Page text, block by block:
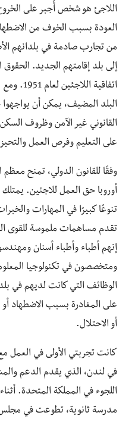
اللاجئ هو شخص أُجبر على
العودة بسبب الخوف من
من تجارب صادمة في بلدانهم
إلى بلد إقامتهم الجديد. الحقوق
اتفاقية
البلد المضيف، يمكن أن
القانوني غير الآمن وظروف
على التعليم وفرص العمل
وفقًا للقانون الدولي، تمنح
أوروبا حق العمل للاجئين. يمتلك
تنوعًا كبيرًا في المهارات
تقدم مساهمات ملموسة للقوى
إنهم أطباء وأطباء أسنان
ومتخصصون في تكنولوجيا
الوظائف التي كانت لديهم في
على المغادرة بسبب الاضطهاد
أو الاحتلال.
كانت تجربتي الأولى في العمل
في لندن، الذي يقدم الدعم
اللجوء في المملكة المتحدة.
مدرسة ثانوية، تطوعت في مجلس